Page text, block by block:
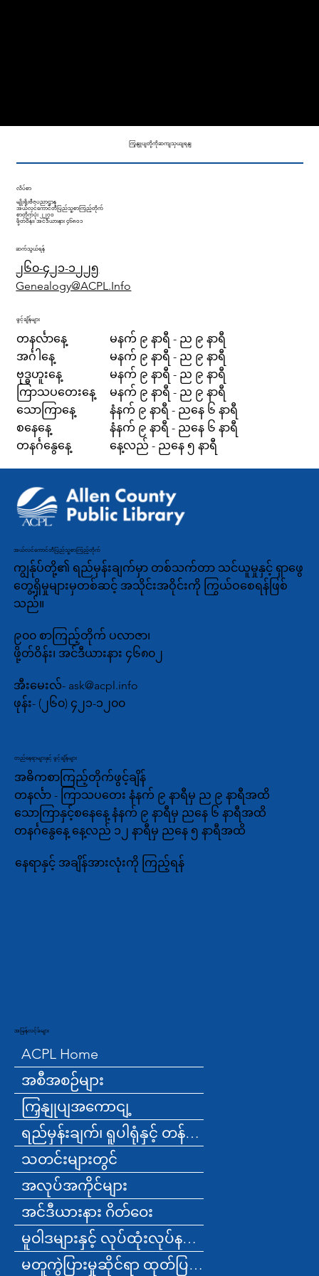
ဖွင့်ချိန်များ
တနင်္လာနေ့
အင်္ဂါနေ့
ဗုဒ္ဓဟူးနေ့
ကြာသပတေးနေ့
သောကြာနေ့
စနေနေ့
တနင်္ဂနွေနေ့
မနက် ၉ နာရီ - ည ၉ နာရီ
မနက် ၉ နာရီ - ည ၉ နာရီ
မနက် ၉ နာရီ - ည ၉ နာရီ
မနက် ၉ နာရီ - ည ၉ နာရီ
နံနက် ၉ နာရီ - ညနေ ၆ နာရီ
နံနက် ၉ နာရီ - ညနေ ၆ နာရီ
နေ့လည် - ညနေ ၅ နာရီ
ဆက်သွယ်ရန်
၂၆၀-၄၂၁-၁၂၂၅
Genealogy@ACPL.Info
လိပ်စာ
မျိုးရိုးဗီဇပညာဌာန
အယ်လင်ကောင်တီပြည်သူ့စာကြည့်တိုက်
စာတိုက်ပုံး ၂၂၇၀
ဖို့တ်ဝိန်း၊ အင်ဒီယားနား ၄၆၈၀၁
ကြှနျုပျတို့ကိုဆကျသှယျရနျ
အယ်လင်ကောင်တီပြည်သူ့စာကြည့်တိုက်
ကျွန်ုပ်တို့၏ ရည်မှန်းချက်မှာ တစ်သက်တာ သင်ယူမှုနှင့် ရှာဖွေ
တွေ့ရှိမှုများမှတစ်ဆင့် အသိုင်းအဝိုင်းကို ကြွယ်ဝစေရန်ဖြစ်
သည်။
၉၀၀ စာကြည့်တိုက် ပလာဇာ၊
ဖို့တ်ဝိန်း၊ အင်ဒီယားနား ၄၆၈၀၂
အီးမေးလ်- ask@acpl.info
ဖုန်း- (၂၆၀) ၄၂၁-၁၂၀၀
တည်နေရာများနှင့် ဖွင့်ချိန်များ
အဓိကစာကြည့်တိုက်ဖွင့်ချိန်
တနင်္လာ - ကြာသပတေး နံနက် ၉ နာရီမှ ည ၉ နာရီအထိ
သောကြာနှင့်စနေနေ့ နံနက် ၉ နာရီမှ ညနေ ၆ နာရီအထိ
တနင်္ဂနွေနေ့ နေ့လည် ၁၂ နာရီမှ ညနေ ၅ နာရီအထိ
နေရာနှင့် အချိန်အားလုံးကို ကြည့်ရန်
အမြန်လင့်ခ်များ
ACPL Home
အစီအစဉ်များ
ကြှနျုပျအကောငျ့
ရည်မှန်းချက်၊ ရူပါရုံနှင့် တန်ဖိုးများ
သတင်းများတွင်
အလုပ်အကိုင်များ
အင်ဒီယားနား ဂိတ်ဝေး
မူဝါဒများနှင့် လုပ်ထုံးလုပ်နည်းများ
မတူကွဲပြားမှုဆိုင်ရာ ထုတ်ပြန်ချက်